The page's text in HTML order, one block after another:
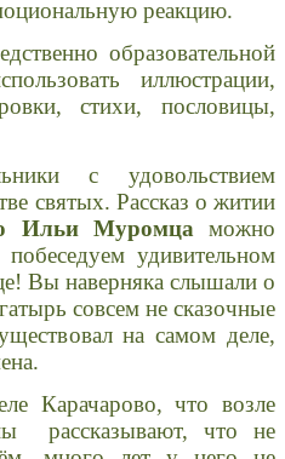
реакцию.
образовательной
иллюстрации,
стихи, пословицы,
с удовольствием
святых. Рассказ о житии
Ильи Муромца можно
удивительном
Вы наверняка слышали о
совсем не сказочные
на самом деле,
Карачарово, что возле
рассказывают, что не